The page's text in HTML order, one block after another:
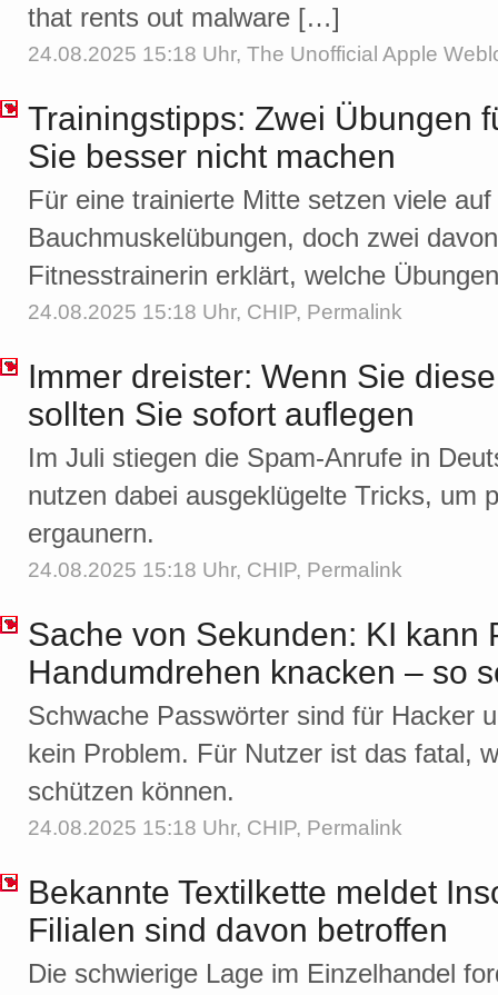
that rents out malware […]
24.08.2025 15:18 Uhr, The Unofficial Apple
Trainingstipps: Zwei Übungen
Sie besser nicht machen
Für eine trainierte Mitte setzen viele
Bauchmuskelübungen, doch zwei
Fitnesstrainerin erklärt, welche
24.08.2025 15:18 Uhr, CHIP, Permalink
Immer dreister: Wenn Sie
sollten Sie sofort auflegen
Im Juli stiegen die Spam-Anrufe in
nutzen dabei ausgeklügelte Tricks, um
ergaunern.
24.08.2025 15:18 Uhr, CHIP, Permalink
Sache von Sekunden: KI kann
Handumdrehen knacken – so
Schwache Passwörter sind für Hacker
kein Problem. Für Nutzer ist das fatal,
schützen können.
24.08.2025 15:18 Uhr, CHIP, Permalink
Bekannte Textilkette meldet
Filialen sind davon betroffen
Die schwierige Lage im Einzelhandel